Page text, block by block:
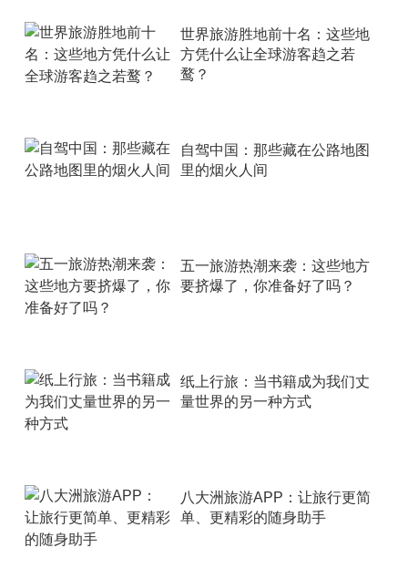
世界旅游胜地前十名：这些地
方凭什么让全球游客趋之若
鹜？
自驾中国：那些藏在公路地图
里的烟火人间
五一旅游热潮来袭：这些地方
要挤爆了，你准备好了吗？
纸上行旅：当书籍成为我们丈
量世界的另一种方式
八大洲旅游APP：让旅行更简
单、更精彩的随身助手